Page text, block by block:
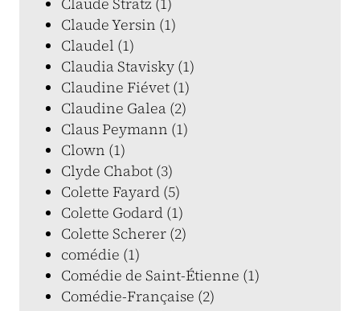
Claude Yersin (1)
Claudel (1)
Claudia Stavisky (1)
Claudine Fiévet (1)
Claudine Galea (2)
Claus Peymann (1)
Clown (1)
Clyde Chabot (3)
Colette Fayard (5)
Colette Godard (1)
Colette Scherer (2)
comédie (1)
Comédie de Saint-Étienne (1)
Comédie-Française (2)